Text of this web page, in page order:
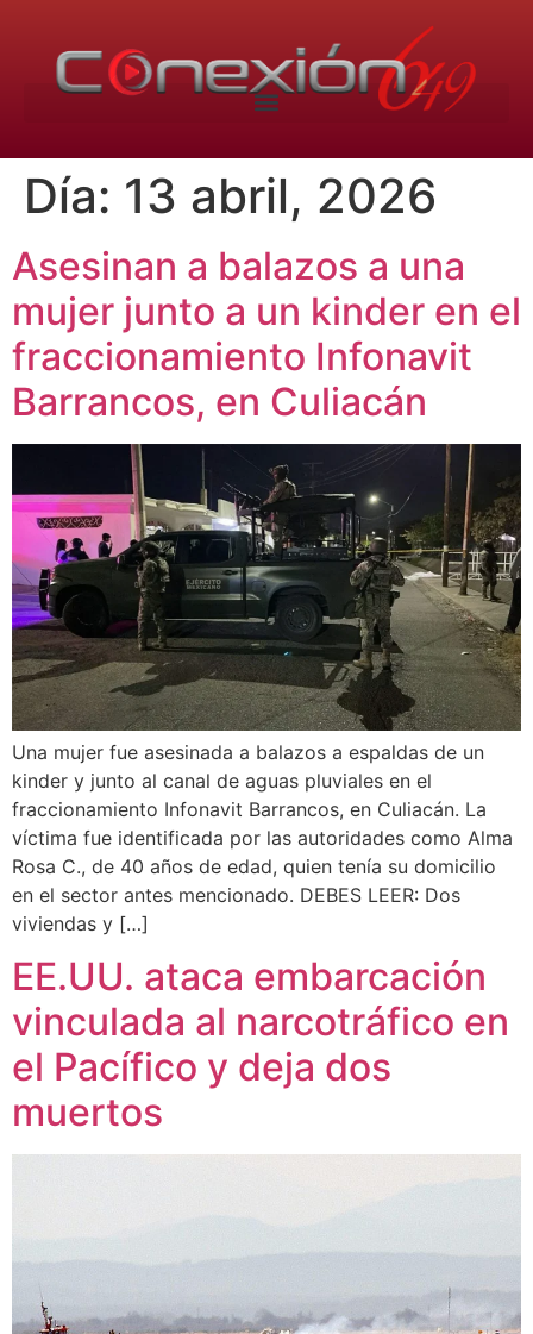
Día: 13 abril, 2026
Asesinan a balazos a una
mujer junto a un kinder en el
fraccionamiento Infonavit
Barrancos, en Culiacán
Una mujer fue asesinada a balazos a espaldas de un
kinder y junto al canal de aguas pluviales en el
fraccionamiento Infonavit Barrancos, en Culiacán. La
víctima fue identificada por las autoridades como Alma
Rosa C., de 40 años de edad, quien tenía su domicilio
en el sector antes mencionado. DEBES LEER: Dos
viviendas y […]
EE.UU. ataca embarcación
vinculada al narcotráfico en
el Pacífico y deja dos
muertos